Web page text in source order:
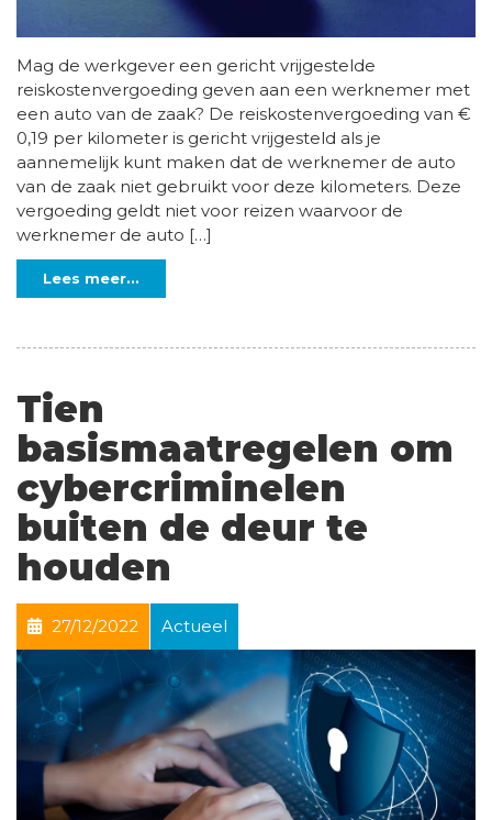
Mag de werkgever een gericht vrijgestelde
reiskostenvergoeding geven aan een werknemer met
een auto van de zaak? De reiskostenvergoeding van €
0,19 per kilometer is gericht vrijgesteld als je
aannemelijk kunt maken dat de werknemer de auto
van de zaak niet gebruikt voor deze kilometers. Deze
vergoeding geldt niet voor reizen waarvoor de
werknemer de auto […]
Lees meer...
Tien
basismaatregelen om
cybercriminelen
buiten de deur te
houden
27/12/2022 Actueel